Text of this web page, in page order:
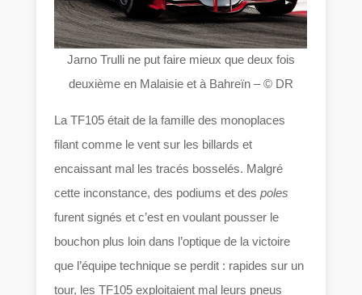
Jarno Trulli ne put faire mieux que deux fois
deuxième en Malaisie et à Bahreïn – © DR
La TF105 était de la famille des monoplaces
filant comme le vent sur les billards et
encaissant mal les tracés bosselés. Malgré
cette inconstance, des podiums et despoles
furent signés et c’est en voulant pousser le
bouchon plus loin dans l’optique de la victoire
que l’équipe technique se perdit : rapides sur un
tour, les TF105 exploitaient mal leurs pneus